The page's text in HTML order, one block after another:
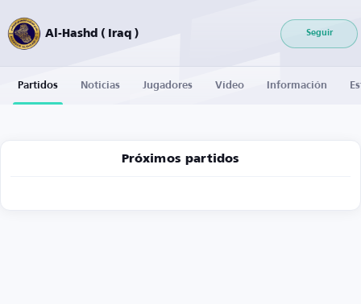
Al-Hashd ( Iraq ) Seguir
Partidos Noticias Jugadores Vídeo Información
Próximos partidos